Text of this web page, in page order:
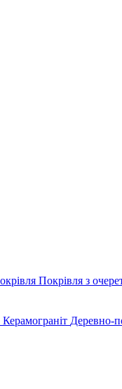
Покрівля з
Керамограніт Деревно-